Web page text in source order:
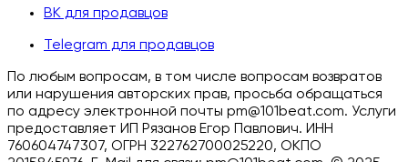
ВК для продавцов
Telegram для продавцов
По любым вопросам, в том числе вопросам возвратов
или нарушения авторских прав, просьба обращаться
по адресу электронной почты pm@101beat.com. Услуги
предоставляет ИП Рязанов Егор Павлович. ИНН
760604747307, ОГРН 322762700025220, ОКПО